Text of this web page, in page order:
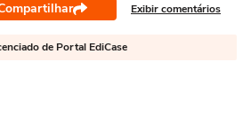
Exibir comentários
de Portal EdiCase